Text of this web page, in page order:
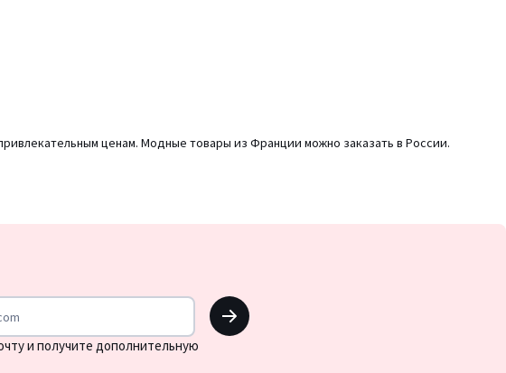
ценам. Модные товары из Франции можно заказать в России.
OK
и получите дополнительную